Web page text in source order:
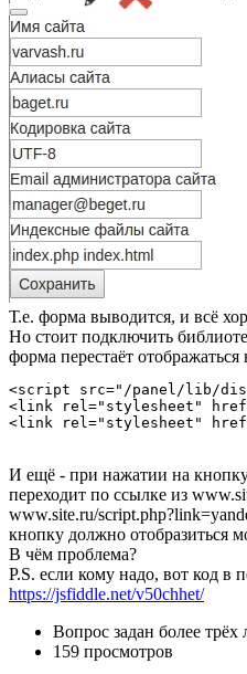
Т.е. форма выводится, и всё
Но стоит подключить
форма перестаёт отображаться
<script src="/panel/lib/
<link rel="stylesheet"
<link rel="stylesheet"
И ещё - при нажатии на
переходит по ссылке из
www.site.ru/
кнопку должно отобразиться
В чём проблема?
P.S. если кому надо, вот код в
https://jsfiddle.net/v50chhet/
Вопрос задан более трёх
159 просмотров